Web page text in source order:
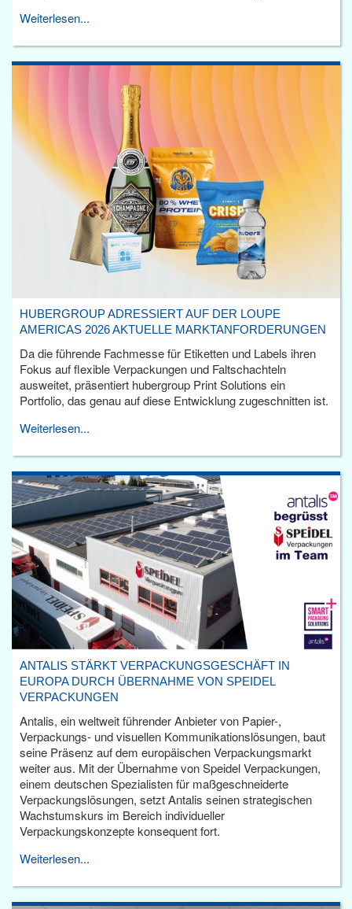
Weiterlesen...
HUBERGROUP ADRESSIERT AUF DER LOUPE
AMERICAS 2026 AKTUELLE MARKTANFORDERUNGEN
Da die führende Fachmesse für Etiketten und Labels ihren
Fokus auf flexible Verpackungen und Faltschachteln
ausweitet, präsentiert hubergroup Print Solutions ein
Portfolio, das genau auf diese Entwicklung zugeschnitten ist.
Weiterlesen...
ANTALIS STÄRKT VERPACKUNGSGESCHÄFT IN
EUROPA DURCH ÜBERNAHME VON SPEIDEL
VERPACKUNGEN
Antalis, ein weltweit führender Anbieter von Papier-,
Verpackungs- und visuellen Kommunikationslösungen, baut
seine Präsenz auf dem europäischen Verpackungsmarkt
weiter aus. Mit der Übernahme von Speidel Verpackungen,
einem deutschen Spezialisten für maßgeschneiderte
Verpackungslösungen, setzt Antalis seinen strategischen
Wachstumskurs im Bereich individueller
Verpackungskonzepte konsequent fort.
Weiterlesen...